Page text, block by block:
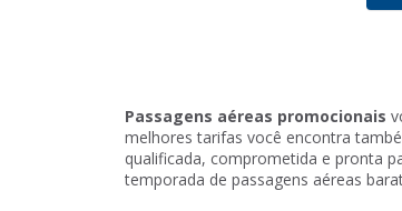
Passagens aéreas promocionais
melhores tarifas você encontra
qualificada, comprometida e pronta
temporada de passagens aéreas